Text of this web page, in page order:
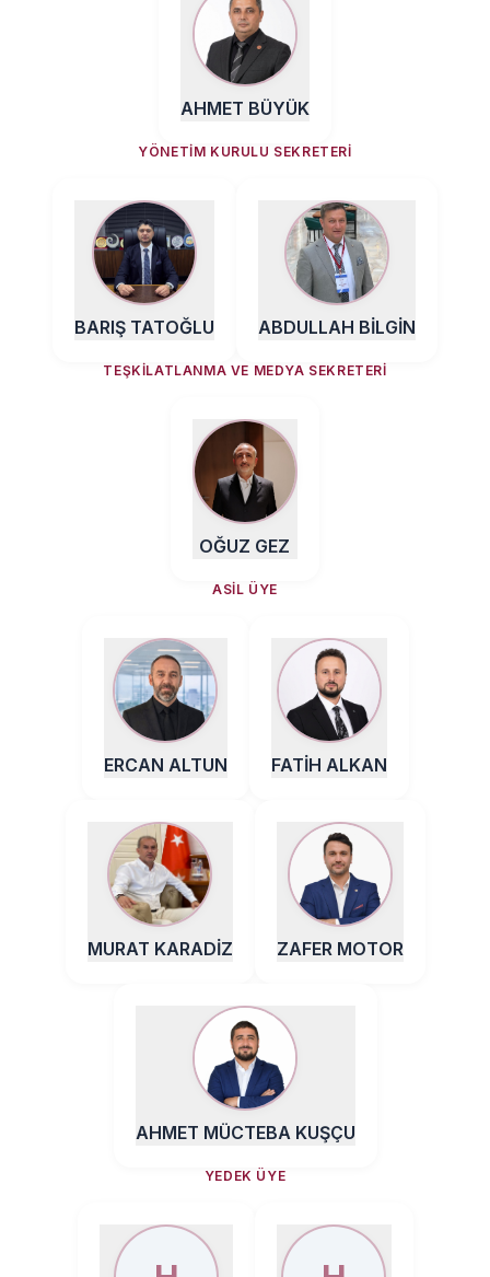
AHMET BÜYÜK
YÖNETIM KURULU SEKRETERI
BARIŞ TATOĞLU ABDULLAH BİLGİN
TEŞKILATLANMA VE MEDYA SEKRETERI
OĞUZ GEZ
ASIL ÜYE
ERCAN ALTUN FATİH ALKAN
MURAT KARADİZ ZAFER MOTOR
AHMET MÜCTEBA KUŞÇU
YEDEK ÜYE